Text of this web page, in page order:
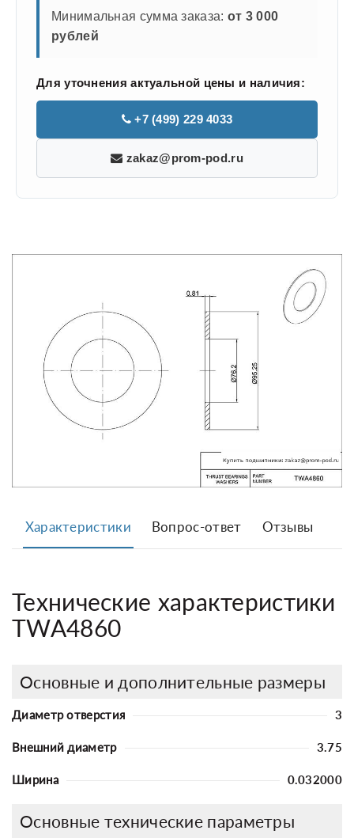
Минимальная сумма заказа: от 3 000
рублей
Для уточнения актуальной цены и наличия:
+7 (499) 229 4033
zakaz@prom-pod.ru
Характеристики Вопрос-ответ Отзывы
Технические характеристики
TWA4860
Основные и дополнительные размеры
Диаметр отверстия 3
Внешний диаметр 3.75
Ширина 0.032000
Основные технические параметры